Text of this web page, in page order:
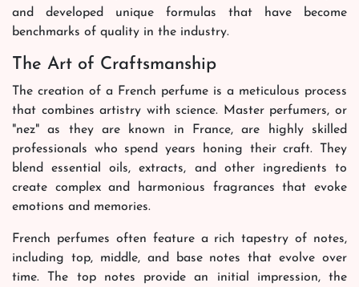
and developed unique formulas that have become
benchmarks of quality in the industry.
The Art of Craftsmanship
The creation of a French perfume is a meticulous process
that combines artistry with science. Master perfumers, or
"nez" as they are known in France, are highly skilled
professionals who spend years honing their craft. They
blend essential oils, extracts, and other ingredients to
create complex and harmonious fragrances that evoke
emotions and memories.
French perfumes often feature a rich tapestry of notes,
including top, middle, and base notes that evolve over
time. The top notes provide an initial impression, the